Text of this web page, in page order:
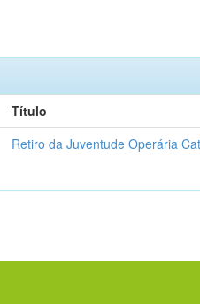
Título
Retiro da Juventude Operária